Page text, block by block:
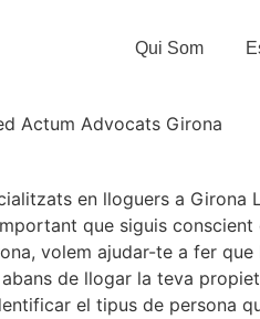
Qui Som
en lloguers a
que siguis
volem ajudar-te a fer
de llogar la teva
el tipus de persona